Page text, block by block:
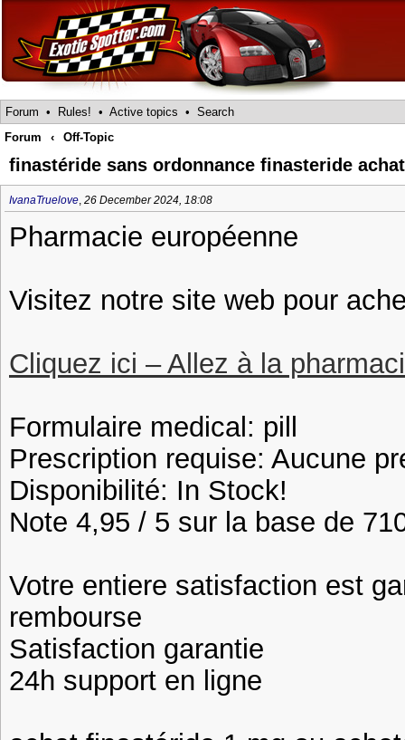
Forum • Rules! • Active topics • Search
Forum
‹ Off-Topic
finastéride sans ordonnance finasteride
IvanaTruelove, 26 December 2024, 18:08
Pharmacie européenne
Visitez notre site web pour
Cliquez ici – Allez à la
Formulaire medical: pill
Prescription requise: Aucune
Disponibilité: In Stock!
Note 4,95 / 5 sur la base de
Votre entiere satisfaction est
rembourse
Satisfaction garantie
24h support en ligne